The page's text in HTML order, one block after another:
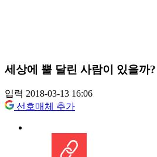
세상에 뿔 달린 사람이 있을까?
입력 2018-03-13 16:06
선호매체 추가